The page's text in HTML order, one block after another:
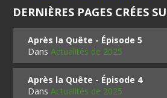
DERNIÈRES PAGES CRÉES
Après la Quête - Épisode 5
DansActualités de 2025
Après la Quête - Épisode 4
DansActualités de 2025